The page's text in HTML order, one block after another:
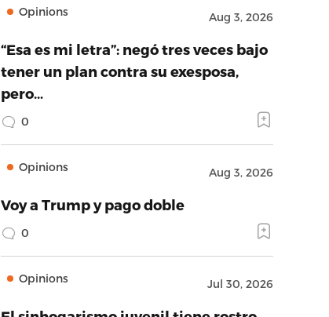
Opinions Aug 3, 2026
“Esa es mi letra”: negó tres veces bajo
tener un plan contra su exesposa,
pero…
0
Opinions Aug 3, 2026
Voy a Trump y pago doble
0
Opinions Jul 30, 2026